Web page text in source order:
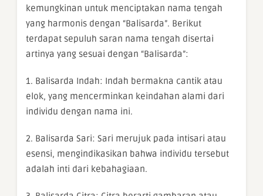
kemungkinan untuk menciptakan nama tengah
yang harmonis dengan “Balisarda”. Berikut
terdapat sepuluh saran nama tengah disertai
artinya yang sesuai dengan “Balisarda”:
1. Balisarda Indah: Indah bermakna cantik atau
elok, yang mencerminkan keindahan alami dari
individu dengan nama ini.
2. Balisarda Sari: Sari merujuk pada intisari atau
esensi, mengindikasikan bahwa individu tersebut
adalah inti dari kebahagiaan.